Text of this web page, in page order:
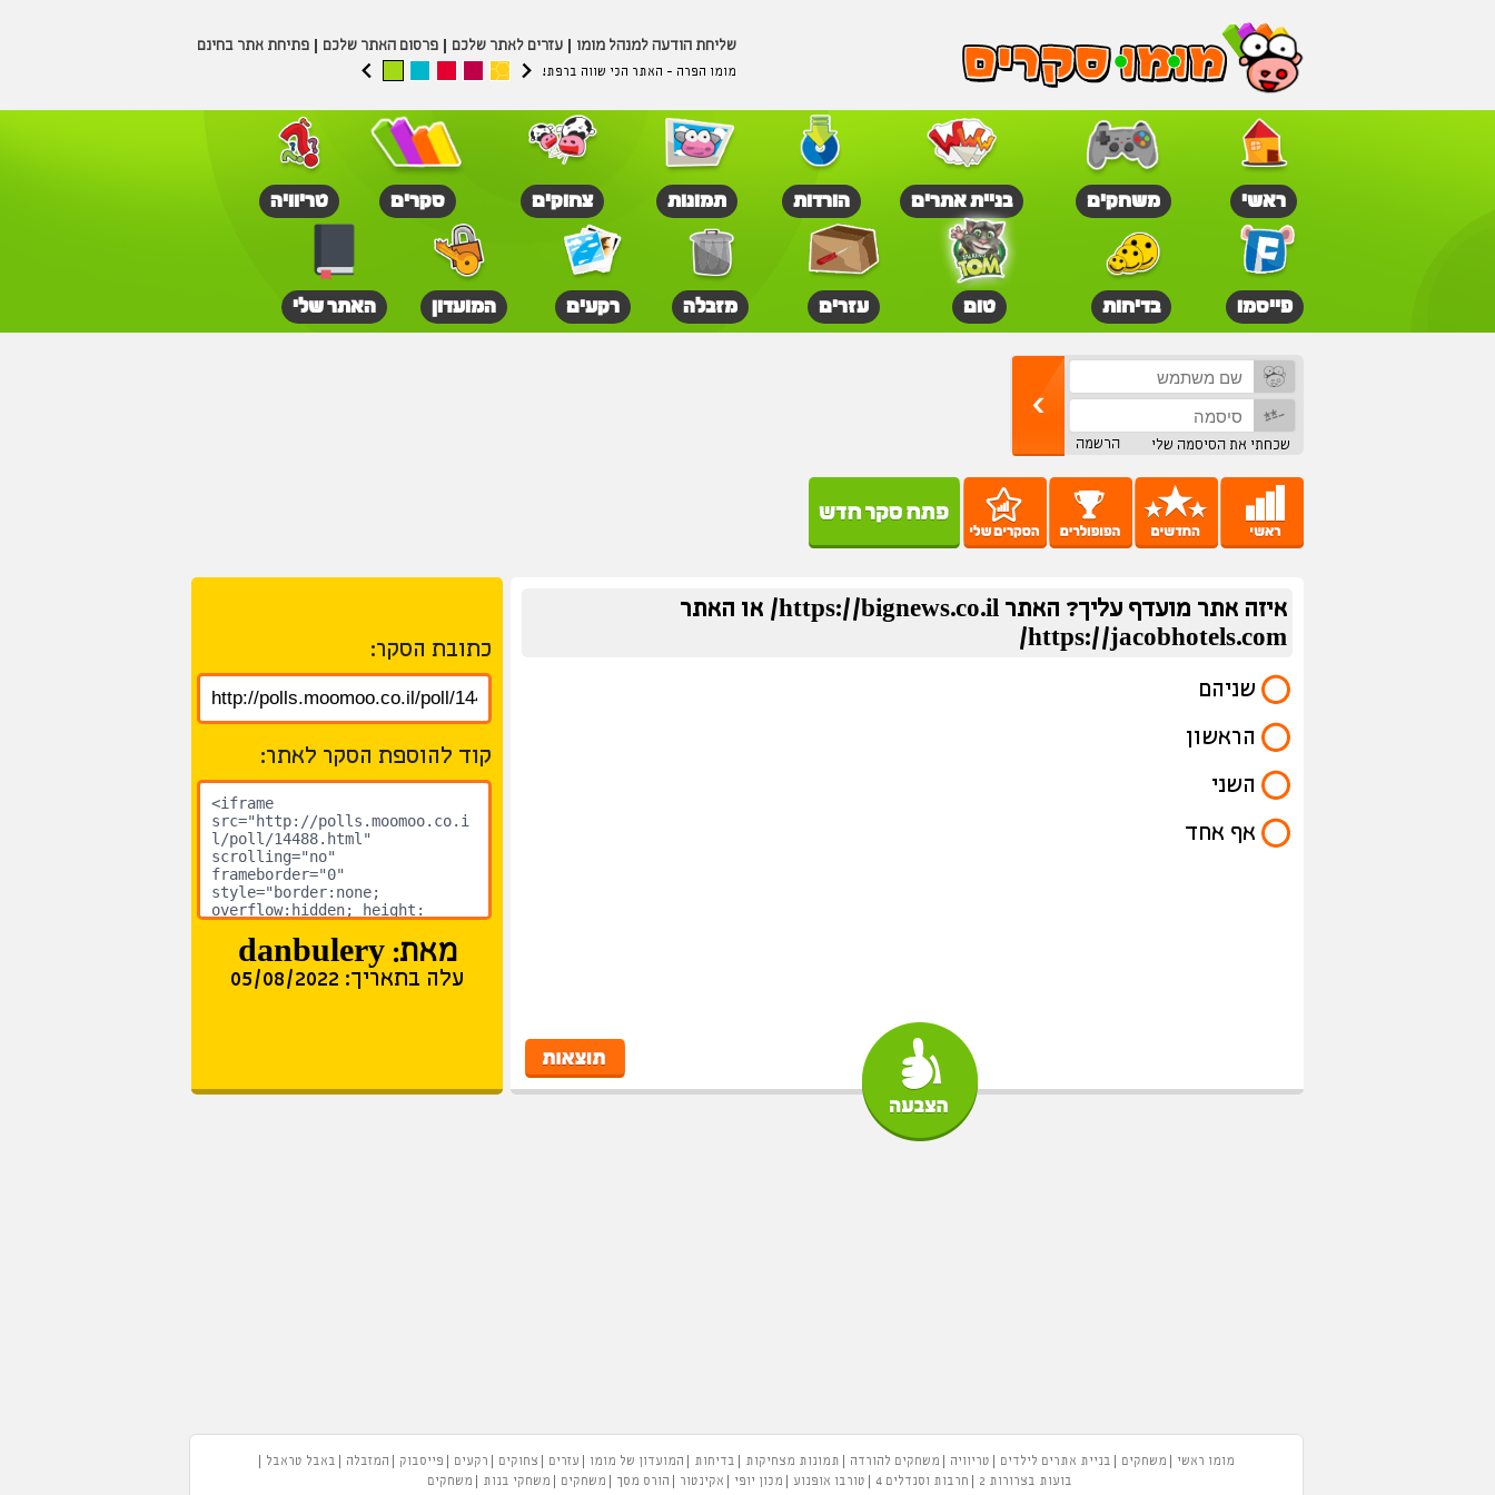
שליחת הודעה למנהל מומו עזרים לאתר שלכם פרסום האתר שלכם פתיחת אתר בחינם
מומו הפרה - האתר הכי שווה ברפת!
ראשי משחקים בניית אתרים הורדות תמונות צחוקים סקרים טריוויה
פייסמו בדיחות טום עזרים מזבלה רקעים המועדון האתר שלי
שכחתי את הסיסמה שלי הרשמה
איזה אתר מועדף עליך? האתר https://bignews.co.il/ או האתר
https://jacobhotels.com/
שניהם
הראשון
השני
אף אחד
כתובת הסקר:
קוד להוספת הסקר לאתר:
מאת: danbulery
עלה בתאריך: 05/08/2022
מומו ראשי משחקים בניית אתרים לילדים טריוויה משחקים להורדה תמונות מצחיקות בדיחות המועדון של מומו עזרים צחוקים רקעים פייסבוק המזבלה
באבל טראבל
בועות בצרורות 2
חרבות וסנדלים 4 טורבו אופנוע מכון יופי אקינטור הורס מסך משחקים משחקי בנות משחקים